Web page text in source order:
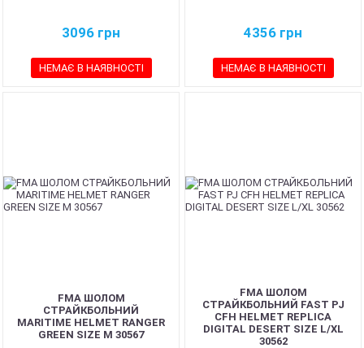
3096 грн
НЕМАЄ В НАЯВНОСТІ
4356 грн
НЕМАЄ В НАЯВНОСТІ
FMA ШОЛОМ
СТРАЙКБОЛЬНИЙ
MARITIME HELMET RANGER
GREEN SIZE M 30567
FMA ШОЛОМ
СТРАЙКБОЛЬНИЙ FAST PJ
CFH HELMET REPLICA
DIGITAL DESERT SIZE L/XL
30562